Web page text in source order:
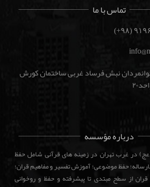
تماس با ما
(۹۸+)
نبش فرساد غربی ساختمان کورش
درباره مؤسسه
در غرب تهران در زمینه های قرآنی شامل حفظ
حفظ موضوعی؛ آموزش تفسیر و مفاهیم قران؛
از سطح مبتدی تا پیشرفته و حفظ و روخوانی